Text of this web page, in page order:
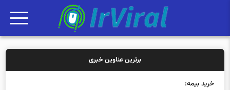
برترین عناوین خبری
خرید بیمه: سنتی یا آن